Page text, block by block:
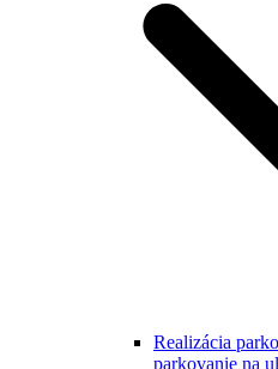
Realizácia
parkovanie na